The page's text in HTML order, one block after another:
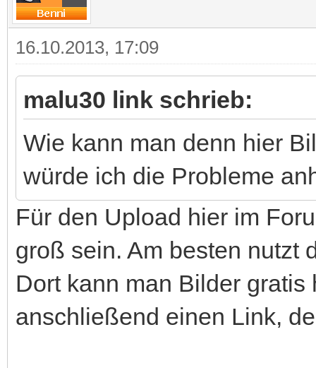
16.10.2013, 17:09
malu30 link schrieb:
Wie kann man denn hier
würde ich die Probleme
Für den Upload hier im
groß sein. Am besten nutzt
Dort kann man Bilder
anschließend einen Link,